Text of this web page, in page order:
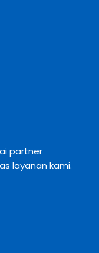
partner
layanan kami.